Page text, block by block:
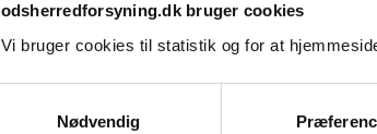
odsherredforsyning.dk bruger cookies
Vi bruger cookies til statistik og for at
Nødvendig